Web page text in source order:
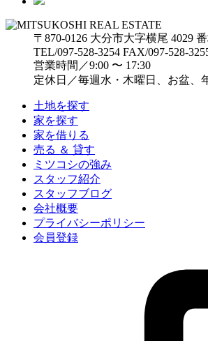
〒870-0126 大分市大字横尾 4029
TEL/097-528-3254 FAX/097-528-
営業時間／9:00 〜 17:30
定休日／毎週水・木曜日、お盆、
土地を探す
家を探す
家を借りる
売る ＆ 貸す
ミツコシの強み
スタッフ紹介
スタッフブログ
会社概要
プライバシーポリシー
会員登録